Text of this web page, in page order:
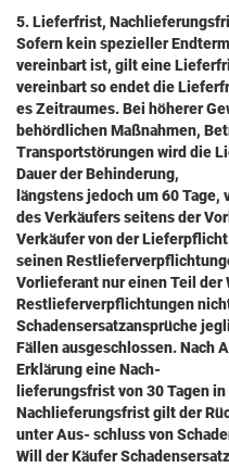
5. Lieferfrist,
Sofern kein spezieller
vereinbart ist, gilt eine
vereinbart so endet die
es Zeitraumes. Bei höherer
behördlichen Maßnahmen,
Transportstörungen wird die
Dauer der Behinderung,
längstens jedoch um 60
des Verkäufers seitens der
Verkäufer von der
seinen
Vorlieferant nur einen Teil der
Restlieferverpflichtungen
Schadensersatzansprüche
Fällen ausgeschlossen. Nach
Erklärung eine Nach-
lieferungsfrist von 30 Tagen
Nachlieferungsfrist gilt der
unter Aus- schluss von
Will der Käufer